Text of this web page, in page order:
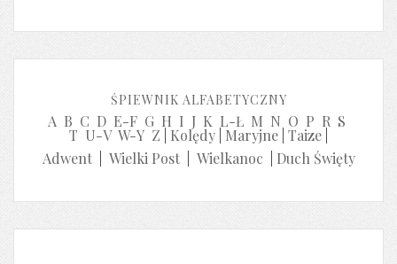
ŚPIEWNIK ALFABETYCZNY
A B C D E-F G H I J K L-Ł M N O P R S
T U-V W-Y Z Kolędy Maryjne Taize
Adwent| Wielki Post| Wielkanoc Duch Święty